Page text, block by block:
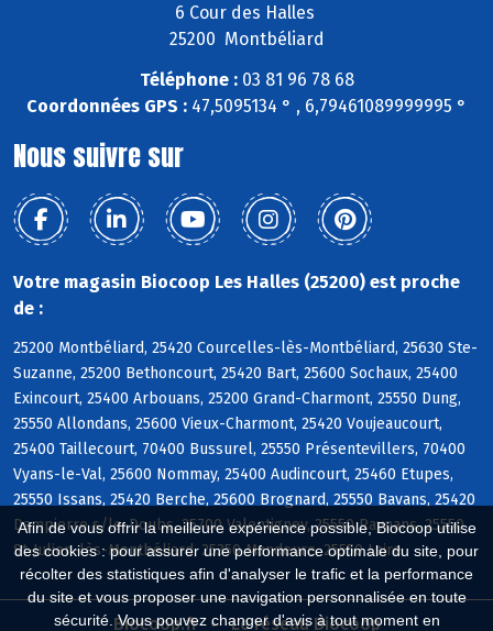
Afin de vous offrir la meilleure expérience possible, Biocoop utilise
des cookies : pour assurer une performance optimale du site, pour
récolter des statistiques afin d'analyser le trafic et la performance
du site et vous proposer une navigation personnalisée en toute
sécurité. Vous pouvez changer d'avis à tout moment en
6 Cour des Halles
25200 Montbéliard
Téléphone :03 81 96 78 68
Coordonnées GPS : 47,5095134 ° , 6,79461089999995 °
Nous suivre sur
Votre magasin Biocoop Les Halles (25200) est proche
de :
25200 Montbéliard, 25420 Courcelles-lès-Montbéliard, 25630 Ste-
Suzanne, 25200 Bethoncourt, 25420 Bart, 25600 Sochaux, 25400
Exincourt, 25400 Arbouans, 25200 Grand-Charmont, 25550 Dung,
25550 Allondans, 25600 Vieux-Charmont, 25420 Voujeaucourt,
25400 Taillecourt, 70400 Bussurel, 25550 Présentevillers, 70400
Vyans-le-Val, 25600 Nommay, 25400 Audincourt, 25460 Etupes,
25550 Issans, 25420 Berche, 25600 Brognard, 25550 Bavans, 25420
Dampierre s/le-Doubs, 25700 Valentigney, 25550 Raynans, 25550
St-Julien-lès-Montbéliard, 25350 Mandeure, 25550 Laire
Biocoop.fr Le réseau Biocoop